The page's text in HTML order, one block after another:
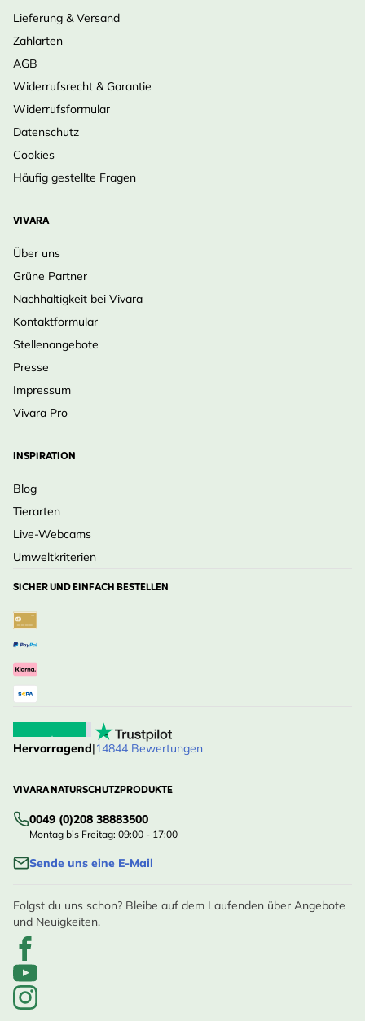
Lieferung & Versand
Zahlarten
AGB
Widerrufsrecht & Garantie
Widerrufsformular
Datenschutz
Cookies
Häufig gestellte Fragen
VIVARA
Über uns
Grüne Partner
Nachhaltigkeit bei Vivara
Kontaktformular
Stellenangebote
Presse
Impressum
Vivara Pro
INSPIRATION
Blog
Tierarten
Live-Webcams
Umweltkriterien
SICHER UND EINFACH BESTELLEN
Hervorragend|14844 Bewertungen
VIVARA NATURSCHUTZPRODUKTE
0049 (0)208 38883500
Montag bis Freitag: 09:00 - 17:00
Sende uns eine E-Mail
Folgst du uns schon? Bleibe auf dem Laufenden über Angebote
und Neuigkeiten.